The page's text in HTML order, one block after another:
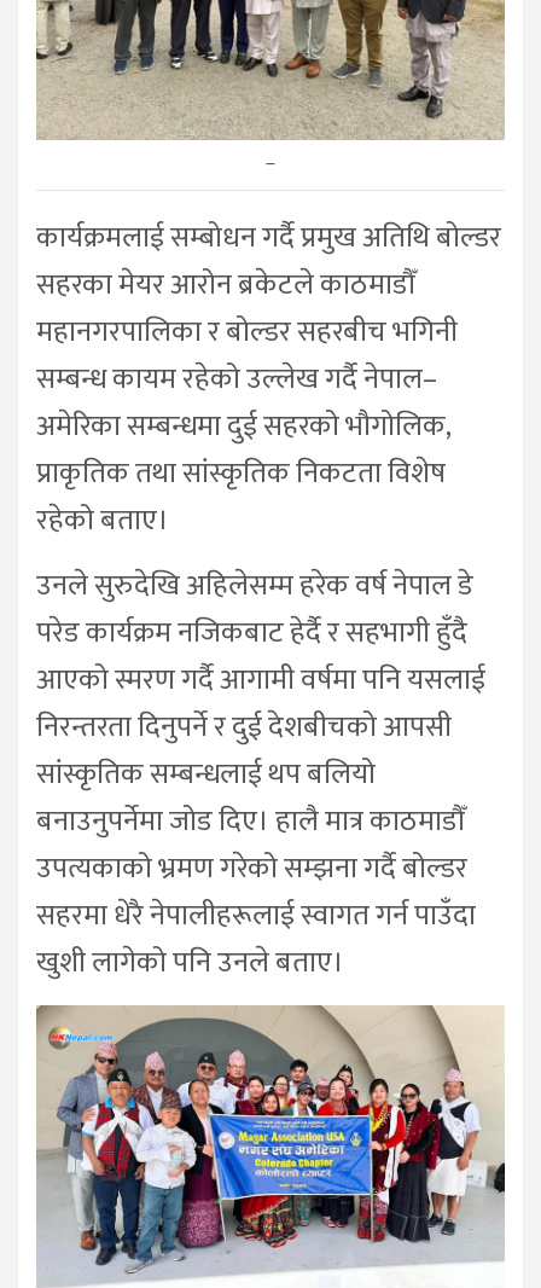
–
कार्यक्रमलाई सम्बोधन गर्दै प्रमुख अतिथि बोल्डर
सहरका मेयर आरोन ब्रकेटले काठमाडौँ
महानगरपालिका र बोल्डर सहरबीच भगिनी
सम्बन्ध कायम रहेको उल्लेख गर्दै नेपाल–
अमेरिका सम्बन्धमा दुई सहरको भौगोलिक,
प्राकृतिक तथा सांस्कृतिक निकटता विशेष
रहेको बताए।
उनले सुरुदेखि अहिलेसम्म हरेक वर्ष नेपाल डे
परेड कार्यक्रम नजिकबाट हेर्दै र सहभागी हुँदै
आएको स्मरण गर्दै आगामी वर्षमा पनि यसलाई
निरन्तरता दिनुपर्ने र दुई देशबीचको आपसी
सांस्कृतिक सम्बन्धलाई थप बलियो
बनाउनुपर्नेमा जोड दिए। हालै मात्र काठमाडौँ
उपत्यकाको भ्रमण गरेको सम्झना गर्दै बोल्डर
सहरमा धेरै नेपालीहरूलाई स्वागत गर्न पाउँदा
खुशी लागेको पनि उनले बताए।